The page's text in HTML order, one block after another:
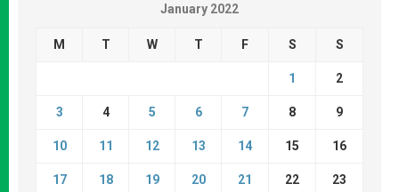
January 2022
M T W T F S S
1 2
3 4 5 6 7 8 9
10 11 12 13 14 15 16
17 18 19 20 21 22 23